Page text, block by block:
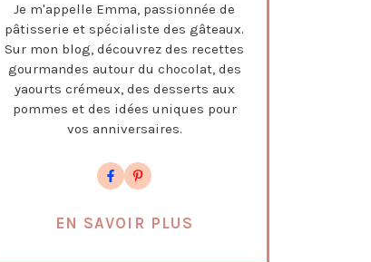
Je m'appelle Emma, passionnée de
pâtisserie et spécialiste des gâteaux.
Sur mon blog, découvrez des recettes
gourmandes autour du chocolat, des
yaourts crémeux, des desserts aux
pommes et des idées uniques pour
vos anniversaires.
EN SAVOIR PLUS